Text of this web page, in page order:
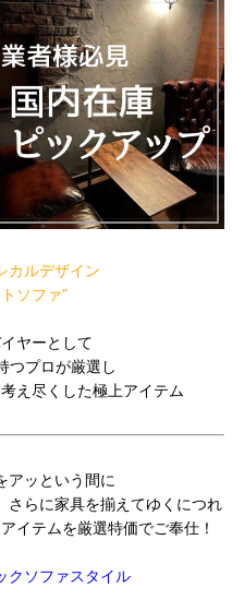
カルデザイン
ソファ”
ヤーとして
つプロが厳選し
え尽くした極上アイテム
アッという間に
さらに家具を揃えてゆくにつれ
イテムを厳選特価でご奉仕！
クソファスタイル